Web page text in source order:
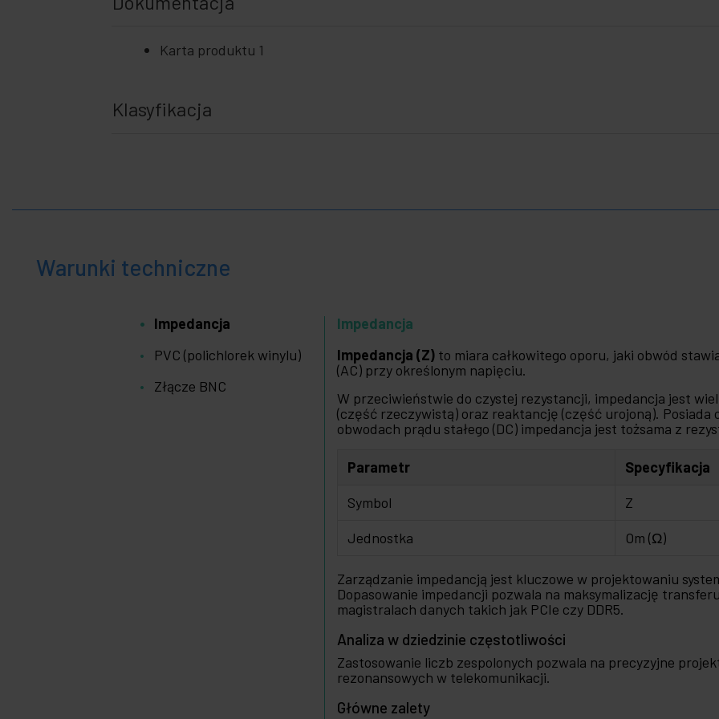
Karta produktu 1
Klasyfikacja
Warunki techniczne
Impedancja
PVC (polichlorek winylu)
Złącze BNC
Impedancja
Impedancja (Z) to miara całkowitego oporu, jaki obwód
(AC) przy określonym napięciu.
W przeciwieństwie do czystej rezystancji, impedancja jest
(część rzeczywistą) oraz reaktancję (część urojoną).
obwodach prądu stałego (DC) impedancja jest tożsama z
Parametr
Specyfikacja
Symbol
Z
Jednostka
Om (Ω)
Zarządzanie impedancją jest kluczowe w projektowaniu
Dopasowanie impedancji pozwala na maksymalizację
magistralach danych takich jak PCIe czy DDR5.
Analiza w dziedzinie częstotliwości
Zastosowanie liczb zespolonych pozwala na precyzyjne
rezonansowych w telekomunikacji.
Główne zalety